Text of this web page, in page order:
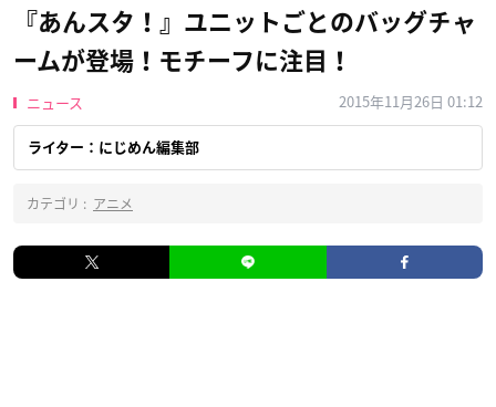
『あんスタ！』ユニットごとのバッグチャ
ームが登場！モチーフに注目！
ニュース 2015年11月26日 01:12
ライター：にじめん編集部
カテゴリ : アニメ